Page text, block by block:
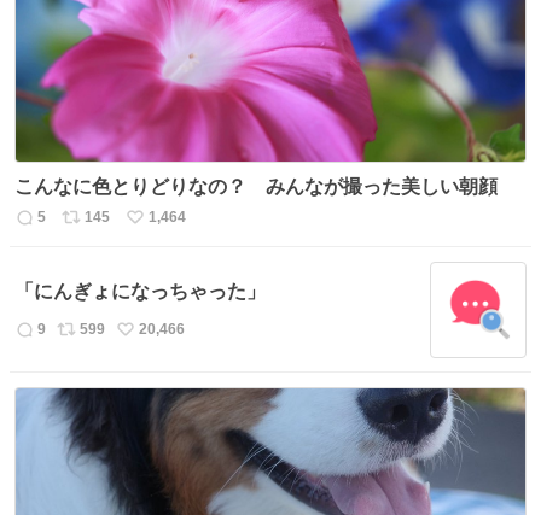
こんなに色とりどりなの？ みんなが撮った美しい朝顔
返
数
5
リ
ス
ト
数
145
い
ね
数
1,464
「にんぎょになっちゃった」
返
数
9
リ
ス
ト
数
599
い
ね
20,466